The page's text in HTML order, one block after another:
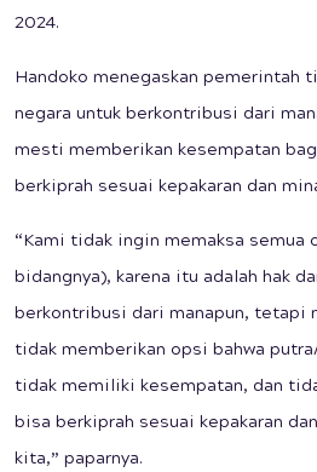
2024.
Handoko menegaskan pemerintah
negara untuk berkontribusi dari
mesti memberikan kesempatan
berkiprah sesuai kepakaran dan
“Kami tidak ingin memaksa semua
bidangnya), karena itu adalah hak
berkontribusi dari manapun, tetapi
tidak memberikan opsi bahwa
tidak memiliki kesempatan, dan
bisa berkiprah sesuai kepakaran dan
kita,” paparnya.